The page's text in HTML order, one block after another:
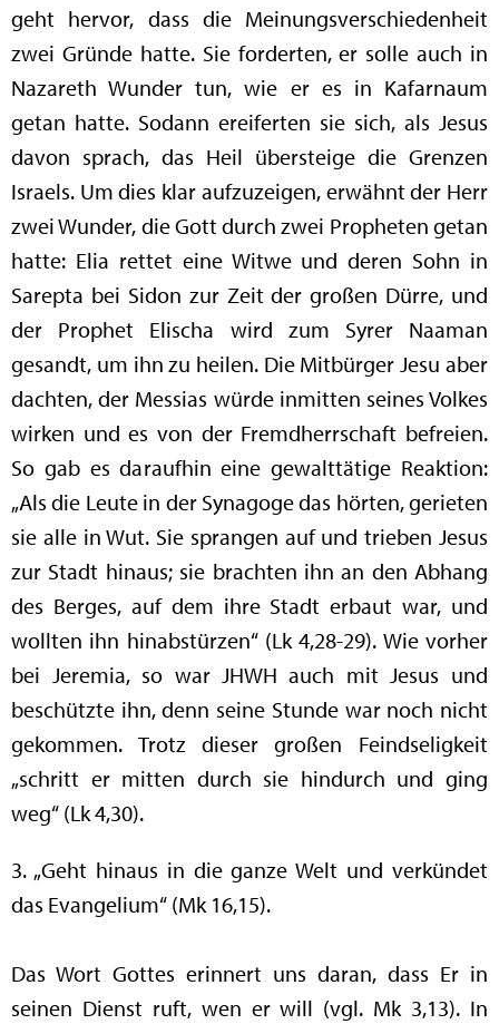
geht hervor, dass die Meinungsverschiedenheit
zwei Gründe hatte. Sie forderten, er solle auch in
Nazareth Wunder tun, wie er es in Kafarnaum
getan hatte. Sodann ereiferten sie sich, als Jesus
davon sprach, das Heil übersteige die Grenzen
Israels. Um dies klar aufzuzeigen, erwähnt der Herr
zwei Wunder, die Gott durch zwei Propheten getan
hatte: Elia rettet eine Witwe und deren Sohn in
Sarepta bei Sidon zur Zeit der großen Dürre, und
der Prophet Elischa wird zum Syrer Naaman
gesandt, um ihn zu heilen. Die Mitbürger Jesu aber
dachten, der Messias würde inmitten seines Volkes
wirken und es von der Fremdherrschaft befreien.
So gab es daraufhin eine gewalttätige Reaktion:
„Als die Leute in der Synagoge das hörten, gerieten
sie alle in Wut. Sie sprangen auf und trieben Jesus
zur Stadt hinaus; sie brachten ihn an den Abhang
des Berges, auf dem ihre Stadt erbaut war, und
wollten ihn hinabstürzen“ (Lk 4,28-29). Wie vorher
bei Jeremia, so war JHWH auch mit Jesus und
beschützte ihn, denn seine Stunde war noch nicht
gekommen. Trotz dieser großen Feindseligkeit
„schritt er mitten durch sie hindurch und ging
weg“ (Lk 4,30).
3. „Geht hinaus in die ganze Welt und verkündet
das Evangelium“ (Mk 16,15).
Das Wort Gottes erinnert uns daran, dass Er in
seinen Dienst ruft, wen er will (vgl. Mk 3,13). In